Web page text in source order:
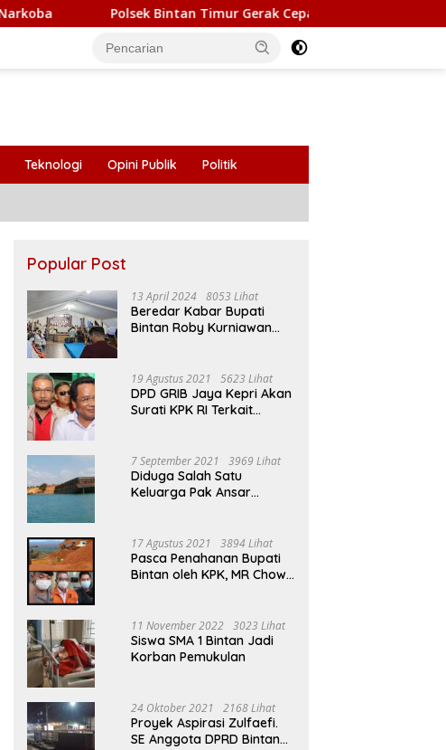
Polsek Bintan Timur Gerak Cepat Tangani Kebakaran Gudang
Teknologi Opini Publik Politik
Popular Post
13 April 2024 8053 Lihat
Beredar Kabar Bupati
Bintan Roby Kurniawan
Open House Apri Sujadi
19 Agustus 2021 5623 Lihat
DPD GRIB Jaya Kepri Akan
Surati KPK RI Terkait
Bupati Bintan
7 September 2021 3969 Lihat
Diduga Salah Satu
Keluarga Pak Ansar
Boksit Ilegal Di Bintan
17 Agustus 2021 3894 Lihat
Pasca Penahanan Bupati
Bintan oleh KPK, MR Chow
Yang Silam
11 November 2022 3023 Lihat
Siswa SMA 1 Bintan Jadi
Korban Pemukulan
24 Oktober 2021 2168 Lihat
Proyek Aspirasi Zulfaefi.
SE Anggota DPRD Bintan